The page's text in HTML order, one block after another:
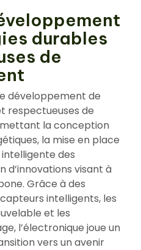
durables
de
développement de
respectueuses de
la conception
la mise en place
des
d’innovations visant à
Grâce à des
intelligents, les
et les
l’électronique joue un
vers un avenir